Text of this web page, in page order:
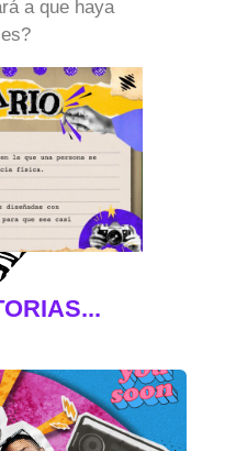
a que haya